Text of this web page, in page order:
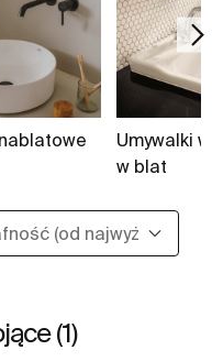
Umywalki
w blat
(1)